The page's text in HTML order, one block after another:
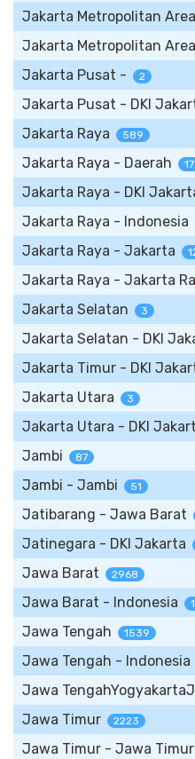
Jakarta Metropolitan
Jakarta Metropolitan
Jakarta Pusat - 2
Jakarta Pusat - DKI
Jakarta Raya 589
Jakarta Raya - Daerah
Jakarta Raya - DKI
Jakarta Raya - Indonesia
Jakarta Raya - Jakarta
Jakarta Raya - Jakarta
Jakarta Selatan 3
Jakarta Selatan - DKI
Jakarta Timur - DKI
Jakarta Utara 3
Jakarta Utara - DKI
Jambi 87
Jambi - Jambi 51
Jatibarang - Jawa Barat
Jatinegara - DKI Jakarta
Jawa Barat 2968
Jawa Barat - Indonesia
Jawa Tengah 1539
Jawa Tengah - Indonesia
Jawa
Jawa Timur 2223
Jawa Timur - Jawa Timur